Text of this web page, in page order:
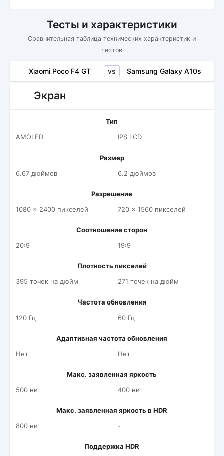
Тесты и характеристики
Сравнительная таблица технических характеристик и
тестов
Xiaomi Poco F4 GT vs Samsung Galaxy A10s
Экран
Тип
AMOLED
IPS LCD
Размер
6.67 дюймов
6.2 дюймов
Разрешение
1080 x 2400 пикселей
720 x 1560 пикселей
Соотношение сторон
20:9
19:9
Плотность пикселей
395 точек на дюйм
271 точек на дюйм
Частота обновления
120 Гц
60 Гц
Адаптивная частота обновления
Нет
Нет
Макс. заявленная яркость
500 нит
400 нит
Макс. заявленная яркость в HDR
800 нит
-
Поддержка HDR